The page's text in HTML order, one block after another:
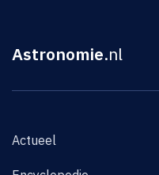
Astronomie.nl
Actueel